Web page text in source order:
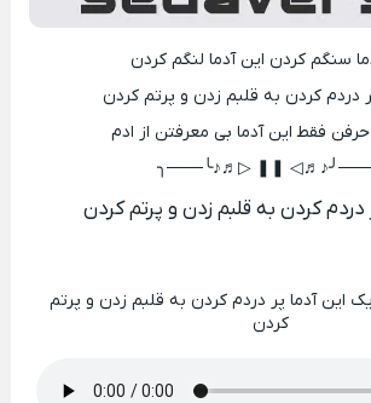
ﺳﻨﮕﻢ ﻛﺮدن اﻳﻦ آدﻣﺎ ﻟﻨﮕﻢ ﻛﺮدن
دردم ﻛﺮدن ﺑﻪ ﻗﻠﺒﻢ زدن و ﭘﺮﺗﻢ ﻛﺮدن
ﺣﺮﻓﻦ ﻓﻘﻄ اﻳﻦ آدﻣﺎ ﺑﻰ ﻣﻌﺮﻓﺘﻦ از ادم
╭───╯♪♬◁ ❚❚
دردم ﻛﺮدن ﺑﻪ ﻗﻠﺒﻢ زدن و ﭘﺮﺗﻢ ﻛﺮدن
اﻳﻦ آدﻣﺎ ﭘﺮ دردم ﻛﺮدن ﺑﻪ ﻗﻠﺒﻢ زدن و ﭘﺮﺗﻢ
ﻛﺮدن